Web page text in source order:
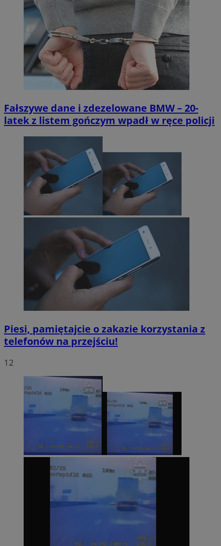
Fałszywe dane i zdezelowane BMW – 20-
latek z listem gończym wpadł w ręce policji
Piesi, pamiętajcie o zakazie korzystania z
telefonów na przejściu!
12